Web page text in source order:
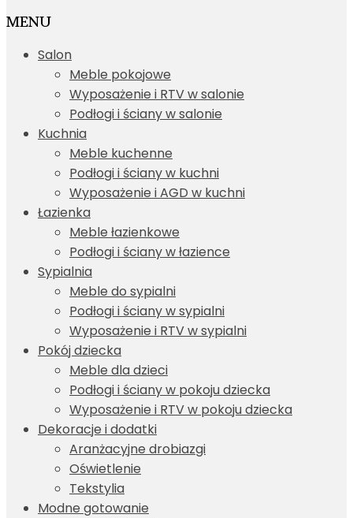
MENU
Salon
Meble pokojowe
Wyposażenie i RTV w salonie
Podłogi i ściany w salonie
Kuchnia
Meble kuchenne
Podłogi i ściany w kuchni
Wyposażenie i AGD w kuchni
Łazienka
Meble łazienkowe
Podłogi i ściany w łazience
Sypialnia
Meble do sypialni
Podłogi i ściany w sypialni
Wyposażenie i RTV w sypialni
Pokój dziecka
Meble dla dzieci
Podłogi i ściany w pokoju dziecka
Wyposażenie i RTV w pokoju dziecka
Dekoracje i dodatki
Aranżacyjne drobiazgi
Oświetlenie
Tekstylia
Modne gotowanie